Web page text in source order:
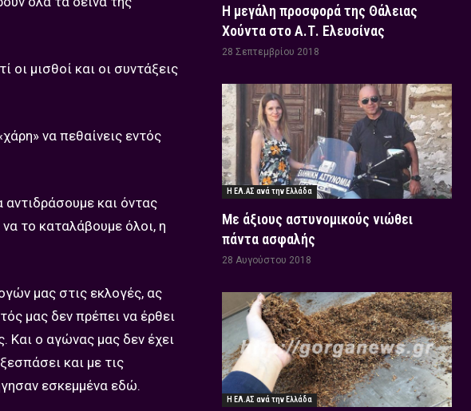
μισθοί και οι συντάξεις
να πεθαίνεις εντός
αντιδράσουμε και όντας
το καταλάβουμε όλοι, η
μας στις εκλογές, ας
μας δεν πρέπει να έρθει
Και ο αγώνας μας δεν έχει
και με τις
εσκεμμένα εδώ.
Η μεγάλη προσφορά της Θάλειας
Χούντα στο Α.Τ. Ελευσίνας
28 Σεπτεμβρίου 2018
Η ΕΛ.ΑΣ ανά την Ελλάδα
Με άξιους αστυνομικούς νιώθει
πάντα ασφαλής
28 Αυγούστου 2018
Η ΕΛ.ΑΣ ανά την Ελλάδα